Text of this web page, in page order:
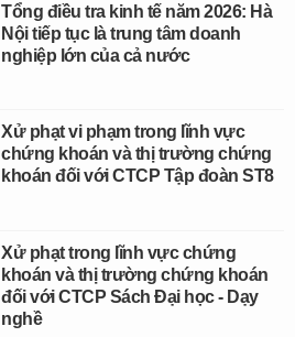
Tổng điều tra kinh tế năm 2026: Hà
Nội tiếp tục là trung tâm doanh
nghiệp lớn của cả nước
Xử phạt vi phạm trong lĩnh vực
chứng khoán và thị trường chứng
khoán đối với CTCP Tập đoàn ST8
Xử phạt trong lĩnh vực chứng
khoán và thị trường chứng khoán
đối với CTCP Sách Đại học - Dạy
nghề